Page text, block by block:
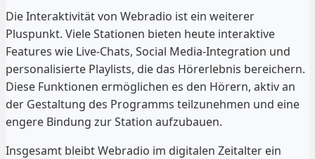
Die Interaktivität von Webradio ist ein weiterer
Pluspunkt. Viele Stationen bieten heute interaktive
Features wie Live-Chats, Social Media-Integration und
personalisierte Playlists, die das Hörerlebnis bereichern.
Diese Funktionen ermöglichen es den Hörern, aktiv an
der Gestaltung des Programms teilzunehmen und eine
engere Bindung zur Station aufzubauen.
Insgesamt bleibt Webradio im digitalen Zeitalter ein